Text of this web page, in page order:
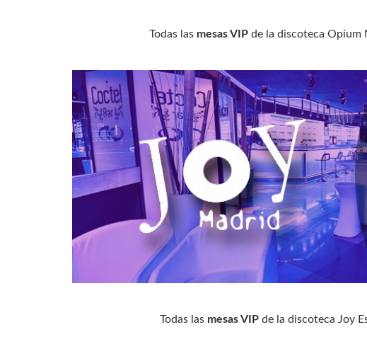
Todas las mesas VIPde la discoteca Opium
Todas las mesas VIP de la discoteca Joy